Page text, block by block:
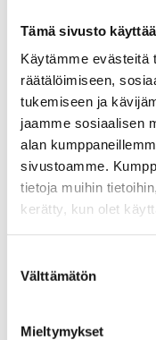
Tämä sivusto
Käytämme evästeitä
räätälöimiseen,
tukemiseen ja
jaamme sosiaalisen
alan
sivustoamme.
tietoja muihin
kerätty, kun olet
valinta
Välttämätön
Mieltymykset